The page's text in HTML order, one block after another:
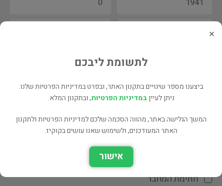
הקדשת המחבר\המתרגם
חתימת המחבר
×
לתשומת ליבכם
ביצענו מספר שינויים בתקנון האתר, ובפרט במדיניות הפרטיות שלנו.
ניתן לעייןבמדיניות הפרטיות, ובתקנון המלא.
המשך הגלישה באתר, מהווה הסכמה שלכם למדיניות הפרטיות ולתקנון
האתר המעודכנים, ולשימוש שאנו עושים בקוקיז.
אישור